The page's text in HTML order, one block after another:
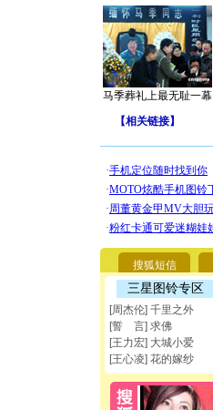
马季葬礼上最无耻一幕
【相关链接】
搜狐短信
三星图铃专区
[周杰伦] 千里之外
[誓 言] 求佛
[王力宏] 大城小爱
[王心凌] 花的嫁纱